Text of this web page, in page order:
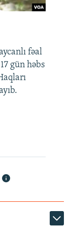
fəal
gün həbs